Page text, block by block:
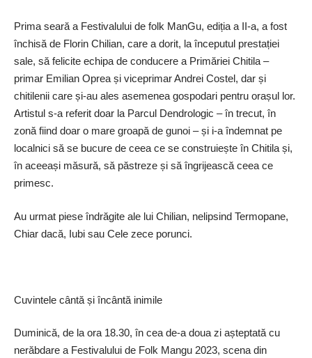
Prima seară a Festivalului de folk ManGu, ediția a II-a, a fost
închisă de Florin Chilian, care a dorit, la începutul prestației
sale, să felicite echipa de conducere a Primăriei Chitila –
primar Emilian Oprea și viceprimar Andrei Costel, dar și
chitilenii care și-au ales asemenea gospodari pentru orașul lor.
Artistul s-a referit doar la Parcul Dendrologic – în trecut, în
zonă fiind doar o mare groapă de gunoi – și i-a îndemnat pe
localnici să se bucure de ceea ce se construiește în Chitila și,
în aceeași măsură, să păstreze și să îngrijească ceea ce
primesc.
Au urmat piese îndrăgite ale lui Chilian, nelipsind Termopane,
Chiar dacă, Iubi sau Cele zece porunci.
Cuvintele cântă și încântă inimile
Duminică, de la ora 18.30, în cea de-a doua zi așteptată cu
nerăbdare a Festivalului de Folk Mangu 2023, scena din